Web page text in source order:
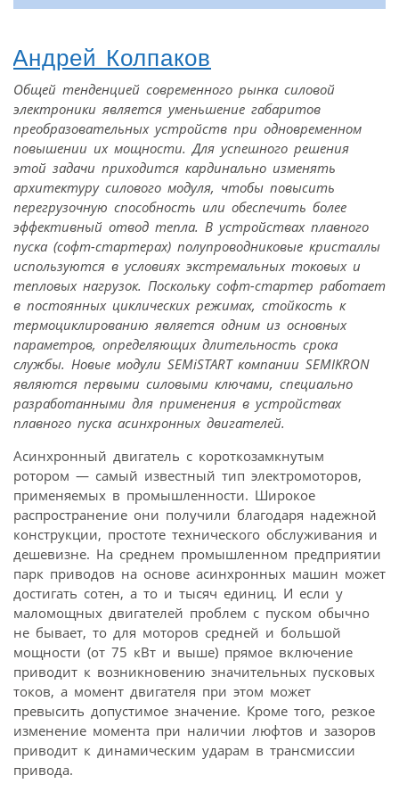
Андрей Колпаков
Общей тенденцией современного рынка силовой
электроники является уменьшение габаритов
преобразовательных устройств при одновременном
повышении их мощности. Для успешного решения
этой задачи приходится кардинально изменять
архитектуру силового модуля, чтобы повысить
перегрузочную способность или обеспечить более
эффективный отвод тепла. В устройствах плавного
пуска (софт-стартерах) полупроводниковые кристаллы
используются в условиях экстремальных токовых и
тепловых нагрузок. Поскольку софт-стартер работает
в постоянных циклических режимах, стойкость к
термоциклированию является одним из основных
параметров, определяющих длительность срока
службы. Новые модули SEMiSTART компании SEMIKRON
являются первыми силовыми ключами, специально
разработанными для применения в устройствах
плавного пуска асинхронных двигателей.
Асинхронный двигатель с короткозамкнутым
ротором — самый известный тип электромоторов,
применяемых в промышленности. Широкое
распространение они получили благодаря надежной
конструкции, простоте технического обслуживания и
дешевизне. На среднем промышленном предприятии
парк приводов на основе асинхронных машин может
достигать сотен, а то и тысяч единиц. И если у
маломощных двигателей проблем с пуском обычно
не бывает, то для моторов средней и большой
мощности (от 75 кВт и выше) прямое включение
приводит к возникновению значительных пусковых
токов, а момент двигателя при этом может
превысить допустимое значение. Кроме того, резкое
изменение момента при наличии люфтов и зазоров
приводит к динамическим ударам в трансмиссии
привода.